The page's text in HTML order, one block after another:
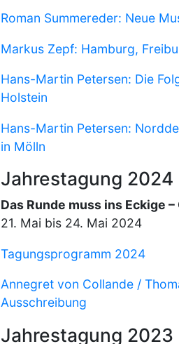
Roman Summereder: Neue
Markus Zepf: Hamburg,
Hans-Martin Petersen: Die
Holstein
Hans-Martin Petersen:
in Mölln
Jahrestagung 2024
Das Runde muss ins Eckige
21. Mai bis 24. Mai 2024
Tagungsprogramm 2024
Annegret von Collande /
Ausschreibung
Jahrestagung 2023